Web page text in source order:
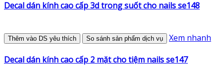
Decal dán kính cao cấp 3d trong suốt cho nails se148
Thêm vào DS yêu thích So sánh sản phẩm dịch vụ Xem nhanh
Decal dán kính cao cấp 2 mặt cho tiệm nails se147